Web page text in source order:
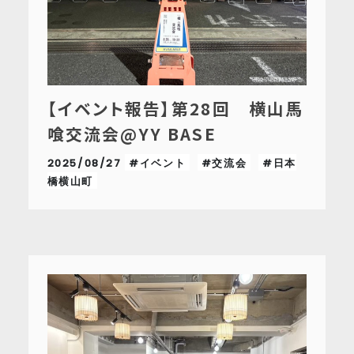
【イベント報告】第28回 横山馬
喰交流会@YY BASE
2025/08/27 #イベント #交流会
#日本
橋横山町